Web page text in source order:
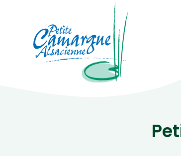
La Petite Camargue